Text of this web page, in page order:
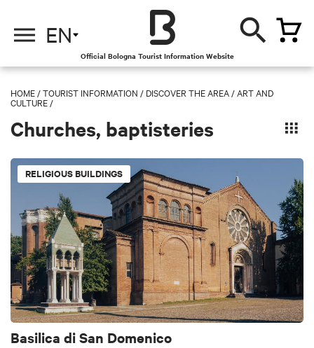
EN
Official Bologna Tourist Information Website
HOME /TOURIST INFORMATION / DISCOVER THE AREA /ART AND
CULTURE /
Churches, baptisteries
RELIGIOUS BUILDINGS
Basilica di San Domenico